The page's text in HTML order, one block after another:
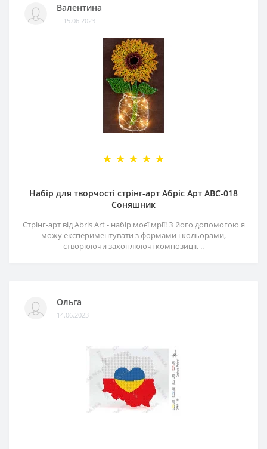
Валентина
15.06.2023
Набір для творчості стрінг-арт Абріс Арт АВС-018
Соняшник
Стрінг-арт від Abris Art - набір моєї мрії! З його допомогою я
можу експериментувати з формами і кольорами,
створюючи захоплюючі композиції. ..
Ольга
14.06.2023